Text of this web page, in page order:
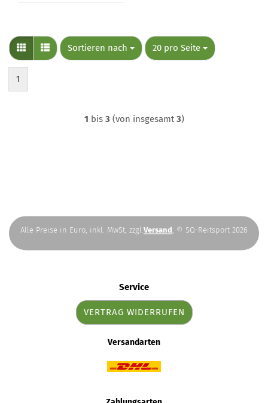
Sortieren nach
Sortieren nach 20 pro Seite
pro Seite
1
1 bis 3(von insgesamt3)
Alle Preise in Euro, inkl. MwSt, zzgl.Versand, © SQ-Reitsport 2026
Service
VERTRAG WIDERRUFEN
Versandarten